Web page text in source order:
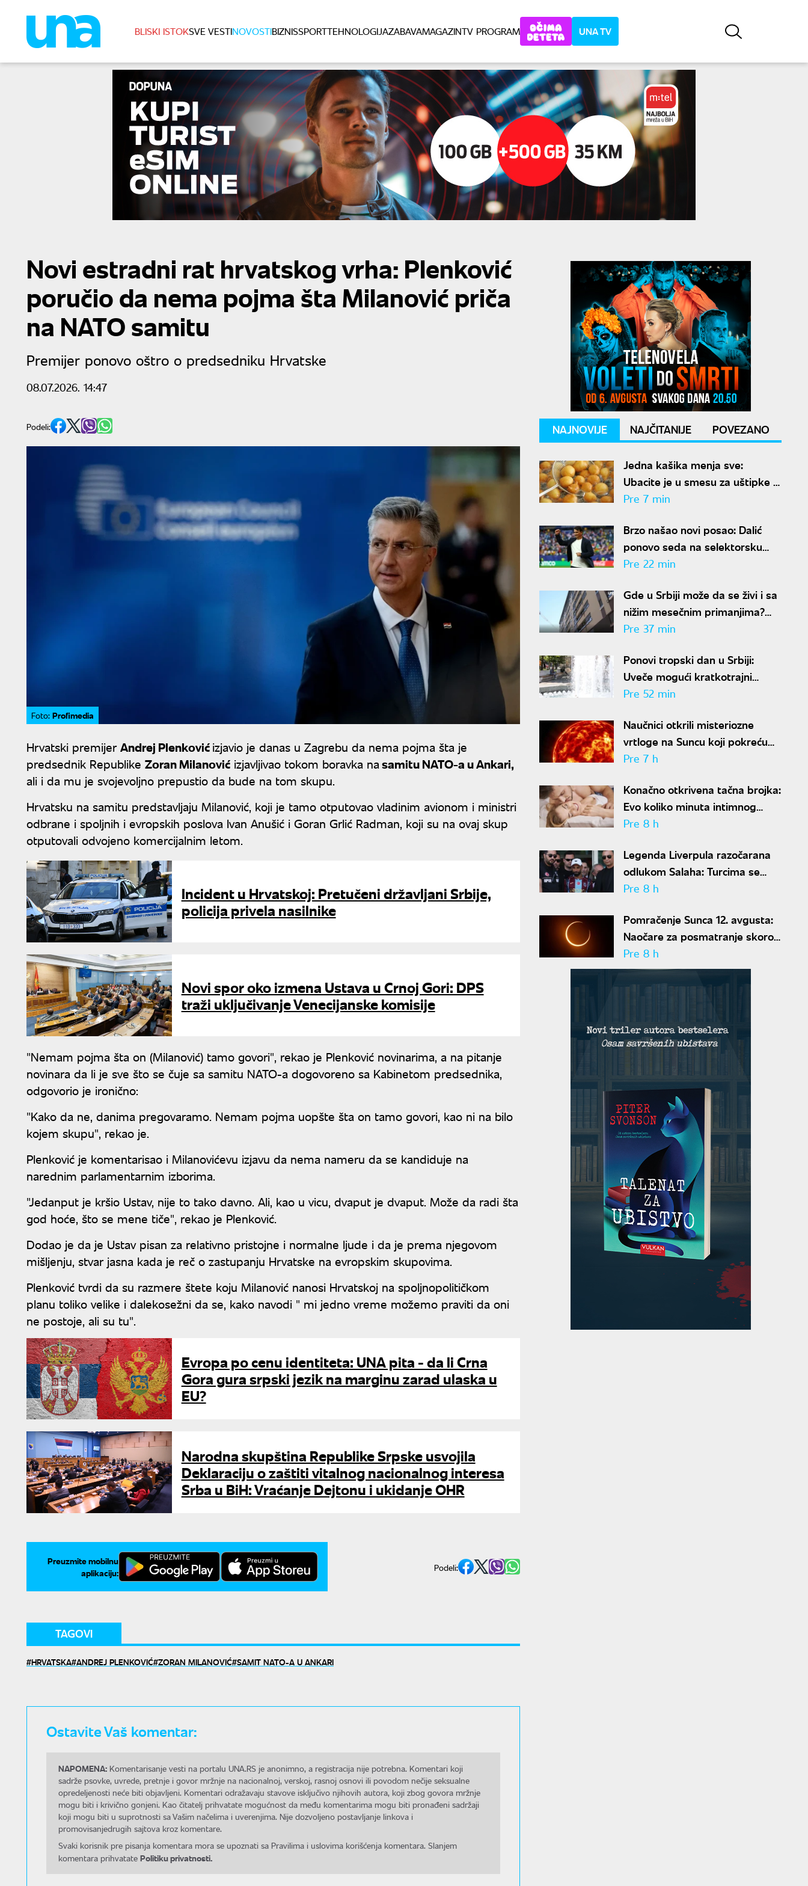
BLISKI ISTOKSVE VESTINOVOSTIBIZNISSPORTTEHNOLOGIJAZABAVAMAGAZINTV PROGRAM UNA TV
Novi estradni rat hrvatskog vrha: Plenković
poručio da nema pojma šta Milanović priča
na NATO samitu
Premijer ponovo oštro o predsedniku Hrvatske
08.07.2026. 14:47
Podeli:
Foto: Profimedia
Hrvatski premijerAndrej Plenkovićizjavio je danas u Zagrebu da nema pojma šta je
predsednik Republike Zoran Milanović izjavljivao tokom boravka nasamitu NATO-a u Ankari,
ali i da mu je svojevoljno prepustio da bude na tom skupu.
Hrvatsku na samitu predstavljaju Milanović, koji je tamo otputovao vladinim avionom i ministri
odbrane i spoljnih i evropskih poslova Ivan Anušić i Goran Grlić Radman, koji su na ovaj skup
otputovali odvojeno komercijalnim letom.
Incident u Hrvatskoj: Pretučeni državljani Srbije,
policija privela nasilnike
Novi spor oko izmena Ustava u Crnoj Gori: DPS
traži uključivanje Venecijanske komisije
"Nemam pojma šta on (Milanović) tamo govori", rekao je Plenković novinarima, a na pitanje
novinara da li je sve što se čuje sa samitu NATO-a dogovoreno sa Kabinetom predsednika,
odgovorio je ironično:
"Kako da ne, danima pregovaramo. Nemam pojma uopšte šta on tamo govori, kao ni na bilo
kojem skupu", rekao je.
Plenković je komentarisao i Milanovićevu izjavu da nema nameru da se kandiduje na
narednim parlamentarnim izborima.
"Jedanput je kršio Ustav, nije to tako davno. Ali, kao u vicu, dvaput je dvaput. Može da radi šta
god hoće, što se mene tiče", rekao je Plenković.
Dodao je da je Ustav pisan za relativno pristojne i normalne ljude i da je prema njegovom
mišljenju, stvar jasna kada je reč o zastupanju Hrvatske na evropskim skupovima.
Plenković tvrdi da su razmere štete koju Milanović nanosi Hrvatskoj na spoljnopolitičkom
planu toliko velike i dalekosežni da se, kako navodi " mi jedno vreme možemo praviti da oni
ne postoje, ali su tu".
Evropa po cenu identiteta: UNA pita - da li Crna
Gora gura srpski jezik na marginu zarad ulaska u
EU?
Narodna skupština Republike Srpske usvojila
Deklaraciju o zaštiti vitalnog nacionalnog interesa
Srba u BiH: Vraćanje Dejtonu i ukidanje OHR
Preuzmite mobilnu
aplikaciju:
Podeli:
TAGOVI
HRVATSKA ANDREJ PLENKOVIĆ ZORAN MILANOVIĆ SAMIT NATO-A U ANKARI
Ostavite Vaš komentar:
NAPOMENA: Komentarisanje vesti na portalu UNA.RS je anonimno, a registracija nije potrebna. Komentari koji
sadrže psovke, uvrede, pretnje i govor mržnje na nacionalnoj, verskoj, rasnoj osnovi ili povodom nečije seksualne
opredeljenosti neće biti objavljeni. Komentari odražavaju stavove isključivo njihovih autora, koji zbog govora mržnje
mogu biti i krivično gonjeni. Kao čitatelj prihvatate mogućnost da među komentarima mogu biti pronađeni sadržaji
koji mogu biti u suprotnosti sa Vašim načelima i uverenjima. Nije dozvoljeno postavljanje linkova i
promovisanjedrugih sajtova kroz komentare.
Svaki korisnik pre pisanja komentara mora se upoznati sa Pravilima i uslovima korišćenja komentara. Slanjem
komentara prihvatate Politiku privatnosti.
NAJNOVIJE NAJČITANIJE POVEZANO
Jedna kašika menja sve:
Ubacite je u smesu za uštipke i
biće mekani kao duša
Pre 7 min
Brzo našao novi posao: Dalić
ponovo seda na selektorsku
klupu za pet miliona evra
Pre 22 min
Gde u Srbiji može da se živi i sa
nižim mesečnim primanjima?
Ovih sedam gradova spada u
Pre 37 min
Ponovi tropski dan u Srbiji:
Uveče mogući kratkotrajni
pljuskovi sa grmljavinom
Pre 52 min
Naučnici otkrili misteriozne
vrtloge na Suncu koji pokreću
solarne baklje
Pre 7 h
Konačno otkrivena tačna brojka:
Evo koliko minuta intimnog
odnosa je ženi potrebno da bi
Pre 8 h
Legenda Liverpula razočarana
odlukom Salaha: Turcima se
neće dopasti ove reči
Pre 8 h
Pomračenje Sunca 12. avgusta:
Naočare za posmatranje skoro
rasprodate
Pre 8 h